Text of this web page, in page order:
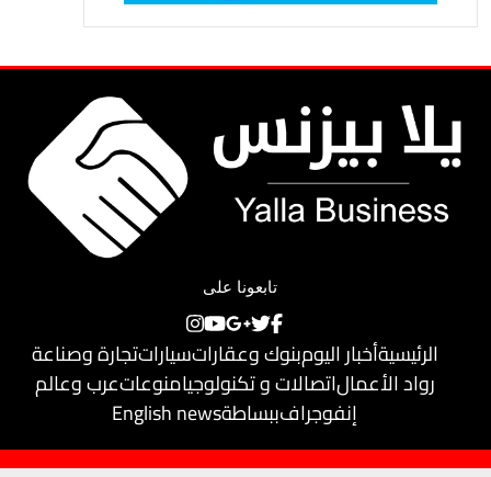
تابعونا على
الرئيسيةأخبار اليومبنوك وعقاراتسياراتتجارة وصناعة
رواد الأعمالاتصالات و تكنولوجيامنوعاتعرب وعالم
إنفوجرافببساطةEnglish news